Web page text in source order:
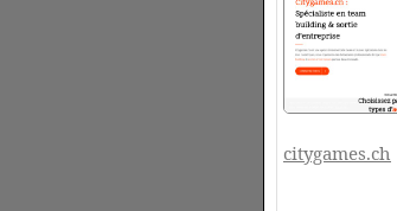
citygames.ch